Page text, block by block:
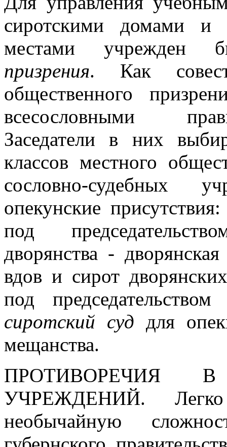
сиротскими домами и
местами
призрения. Как
общественного
всесословными
Заседатели в них
классов местного
сословно-судебных
опекунские
под
дворянства -
вдов и сирот
под
сиротский суд для
мещанства.
ПРОТИВОРЕЧИЯ
УЧРЕЖДЕНИЙ.
необычайную